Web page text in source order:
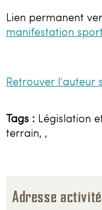
Lien permanent
manifestation
Retrouver l'auteur
Tags : Législation
terrain, ,
Adresse activité